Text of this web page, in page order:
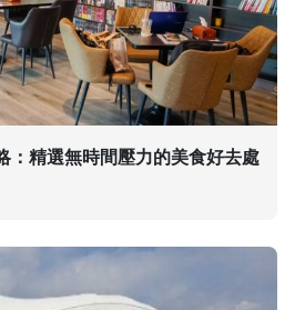
：精選無時間壓力的美食好去處